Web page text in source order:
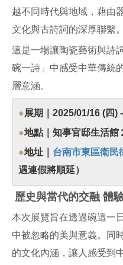
越不同時代與地域，藉由
文化與古詩詞的深厚聯繫。
這是一場讓陶瓷藝術與詩
碗一詩」中感受中華傳統
層意涵。
●展期｜2025/01/16 (四)
●地點｜知事官邸生活館
●地址｜ 台南市東區衛民
遇連假將順延）
歷史與當代的交融 體
本次展覽旨在透過碗這一
中被忽略的美與意義。同
的文化內涵，讓人感受到